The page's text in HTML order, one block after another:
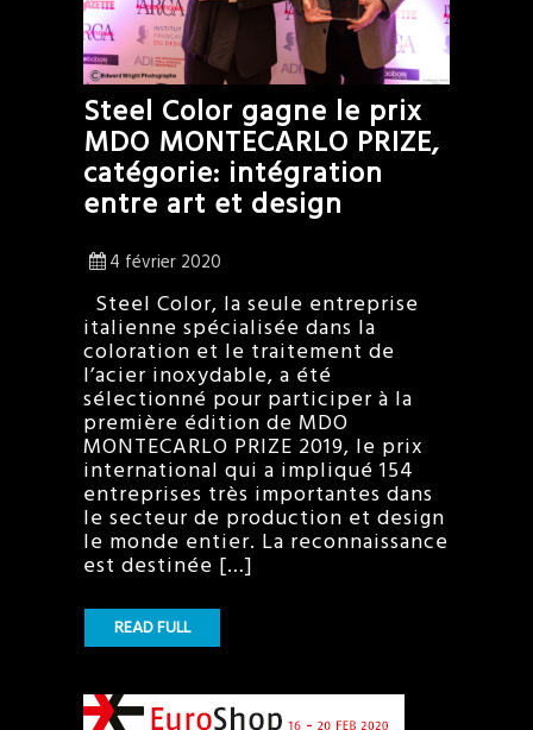
Steel Color gagne le prix
MDO MONTECARLO PRIZE,
catégorie: intégration
entre art et design
4 février 2020
Steel Color, la seule entreprise
italienne spécialisée dans la
coloration et le traitement de
l’acier inoxydable, a été
sélectionné pour participer à la
première édition de MDO
MONTECARLO PRIZE 2019, le prix
international qui a impliqué 154
entreprises très importantes dans
le secteur de production et design
le monde entier. La reconnaissance
est destinée […]
READ FULL